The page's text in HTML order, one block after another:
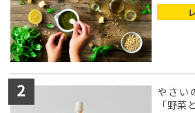
やさい
「野菜